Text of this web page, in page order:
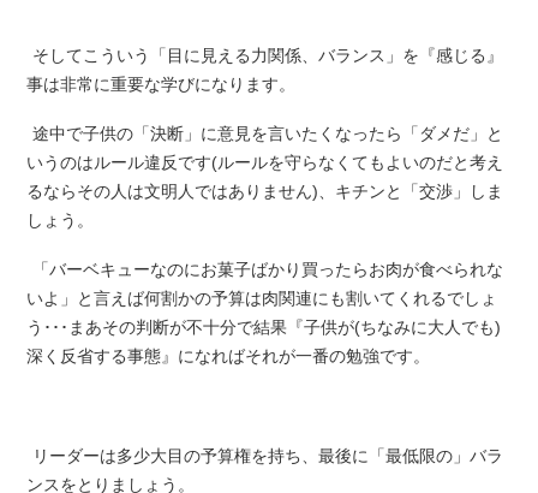
そしてこういう「目に見える力関係、バランス」を『感じる』
事は非常に重要な学びになります。
途中で子供の「決断」に意見を言いたくなったら「ダメだ」と
いうのはルール違反です(ルールを守らなくてもよいのだと考え
るならその人は文明人ではありません)、キチンと「交渉」しま
しょう。
「バーベキューなのにお菓子ばかり買ったらお肉が食べられな
いよ」と言えば何割かの予算は肉関連にも割いてくれるでしょ
う･･･まあその判断が不十分で結果『子供が(ちなみに大人でも)
深く反省する事態』になればそれが一番の勉強です。
リーダーは多少大目の予算権を持ち、最後に「最低限の」バラ
ンスをとりましょう。